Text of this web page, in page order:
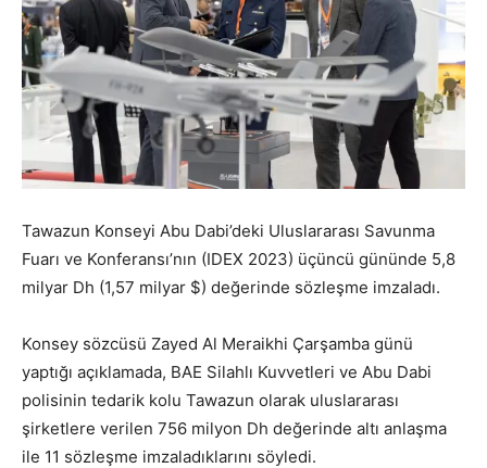
Tawazun Konseyi Abu Dabi’deki Uluslararası Savunma
Fuarı ve Konferansı’nın (IDEX 2023) üçüncü gününde 5,8
milyar Dh (1,57 milyar $) değerinde sözleşme imzaladı.
Konsey sözcüsü Zayed Al Meraikhi Çarşamba günü
yaptığı açıklamada, BAE Silahlı Kuvvetleri ve Abu Dabi
polisinin tedarik kolu Tawazun olarak uluslararası
şirketlere verilen 756 milyon Dh değerinde altı anlaşma
ile 11 sözleşme imzaladıklarını söyledi.